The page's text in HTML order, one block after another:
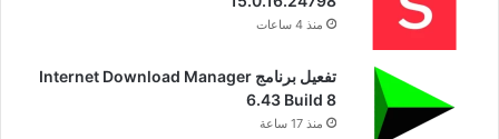
منذ 4 ساعات
تفعيل برنامج Internet Download Manager
6.43 Build 8
منذ 17 ساعة